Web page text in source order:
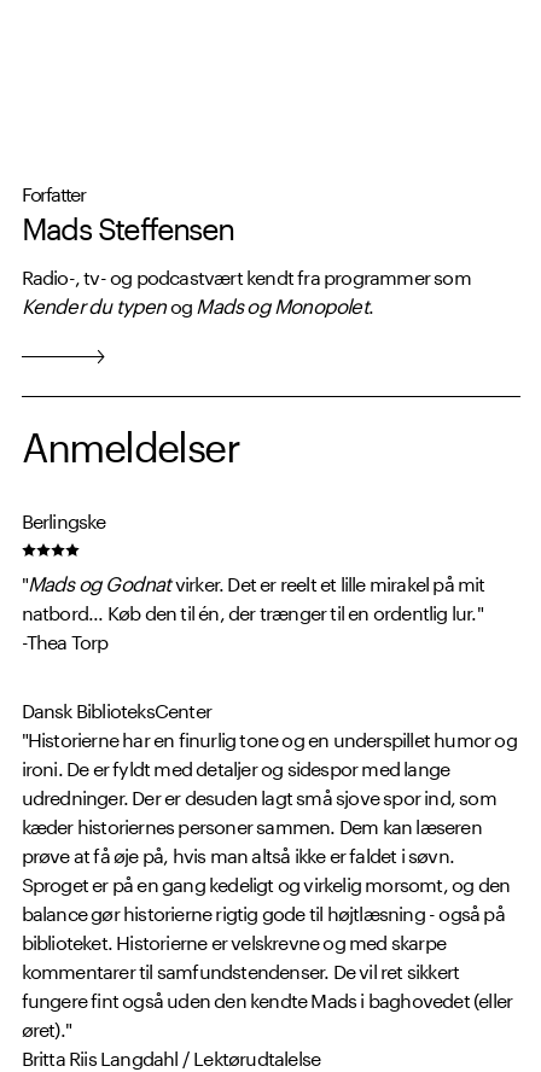
Forfatter
Mads Steffensen
Radio-, tv- og podcastvært kendt fra programmer som
Kender du typenog Mads og Monopolet.
Anmeldelser
Berlingske
"Mads og Godnatvirker. Det er reelt et lille mirakel på mit
natbord... Køb den til én, der trænger til en ordentlig lur."
-Thea Torp
Dansk BiblioteksCenter
"Historierne har en finurlig tone og en underspillet humor og
ironi. De er fyldt med detaljer og sidespor med lange
udredninger. Der er desuden lagt små sjove spor ind, som
kæder historiernes personer sammen. Dem kan læseren
prøve at få øje på, hvis man altså ikke er faldet i søvn.
Sproget er på en gang kedeligt og virkelig morsomt, og den
balance gør historierne rigtig gode til højtlæsning - også på
biblioteket. Historierne er velskrevne og med skarpe
kommentarer til samfundstendenser. De vil ret sikkert
fungere fint også uden den kendte Mads i baghovedet (eller
øret)."
Britta Riis Langdahl / Lektørudtalelse